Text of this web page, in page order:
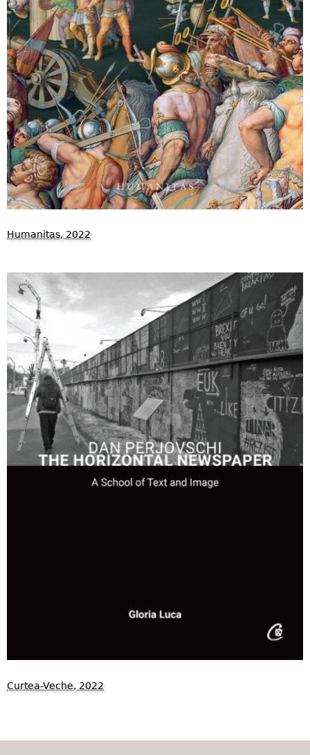
Humanitas, 2022
Curtea-Veche, 2022